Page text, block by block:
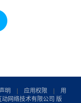
明 应用权限
用
网络技术有限公司 版